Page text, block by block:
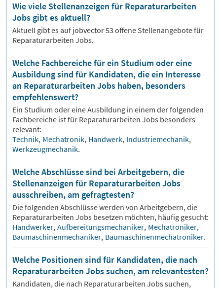
Wie viele Stellenanzeigen für Reparaturarbeiten
Jobs gibt es aktuell?
Aktuell gibt es auf jobvector53 offene Stellenangebote für
Reparaturarbeiten Jobs.
Welche Fachbereiche für ein Studium oder eine
Ausbildung sind für Kandidaten, die ein Interesse
an Reparaturarbeiten Jobs haben, besonders
empfehlenswert?
Ein Studium oder eine Ausbildung in einem der folgenden
Fachbereiche ist für Reparaturarbeiten Jobs besonders
relevant:
Technik, Mechatronik, Handwerk, Industriemechanik,
Werkzeugmechanik.
Welche Abschlüsse sind bei Arbeitgebern, die
Stellenanzeigen für Reparaturarbeiten Jobs
ausschreiben, am gefragtesten?
Die folgenden Abschlüsse werden von Arbeitgebern, die
Reparaturarbeiten Jobs besetzen möchten, häufig gesucht:
Handwerker, Aufbereitungsmechaniker, Mechatroniker,
Baumaschinenmechaniker, Baumaschinenmechatroniker.
Welche Positionen sind für Kandidaten, die nach
Reparaturarbeiten Jobs suchen, am relevantesten?
Kandidaten, die nach Reparaturarbeiten Jobs suchen,